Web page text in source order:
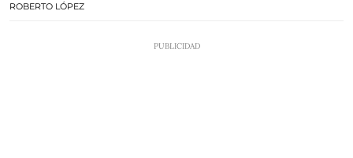
ROBERTO LÓPEZ